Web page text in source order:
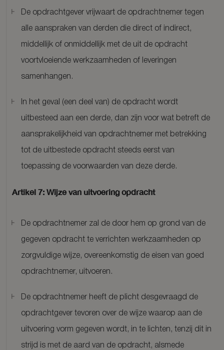
De opdrachtgever vrijwaart de opdrachtnemer tegen
alle aanspraken van derden die direct of indirect,
middellijk of onmiddellijk met de uit de opdracht
voortvloeiende werkzaamheden of leveringen
samenhangen.
In het geval (een deel van) de opdracht wordt
uitbesteed aan een derde, dan zijn voor wat betreft de
aansprakelijkheid van opdrachtnemer met betrekking
tot de uitbestede opdracht steeds eerst van
toepassing de voorwaarden van deze derde.
Artikel 7: Wijze van uitvoering opdracht
De opdrachtnemer zal de door hem op grond van de
gegeven opdracht te verrichten werkzaamheden op
zorgvuldige wijze, overeenkomstig de eisen van goed
opdrachtnemer, uitvoeren.
De opdrachtnemer heeft de plicht desgevraagd de
opdrachtgever tevoren over de wijze waarop aan de
uitvoering vorm gegeven wordt, in te lichten, tenzij dit in
strijd is met de aard van de opdracht, alsmede